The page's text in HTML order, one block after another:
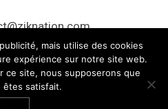
mais utilise des cookies
expérience sur notre site web.
ce site, nous supposerons que
êtes satisfait.